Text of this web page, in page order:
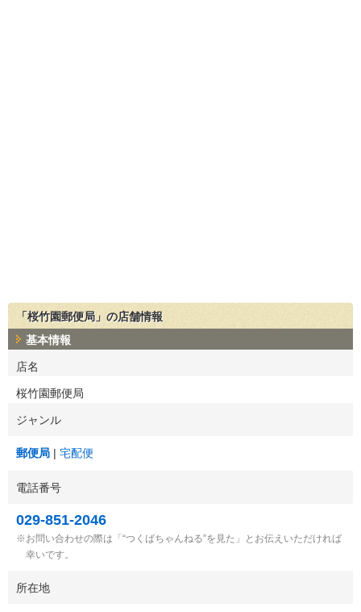
「桜竹園郵便局」の店舗情報
基本情報
店名
桜竹園郵便局
ジャンル
郵便局 宅配便
電話番号
029-851-2046
お問い合わせの際は「“つくばちゃんねる”を見た」とお伝えいただければ
幸いです。
所在地